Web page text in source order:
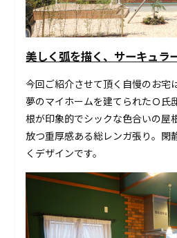
美しく弧を描く、サーキュラ
今回ご紹介させて頂く自慢のお宅
夢のマイホームを建てられたＯ氏
根が印象的でシックな色合いの屋
放つ重厚感ある総レンガ張り。閑
くデザインです。